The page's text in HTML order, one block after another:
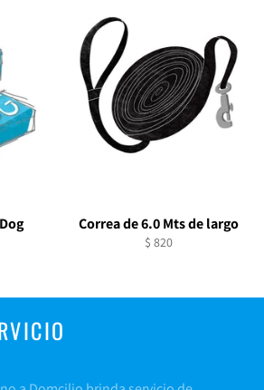
Correa de 6.0 Mts de largo
Precio
$ 820